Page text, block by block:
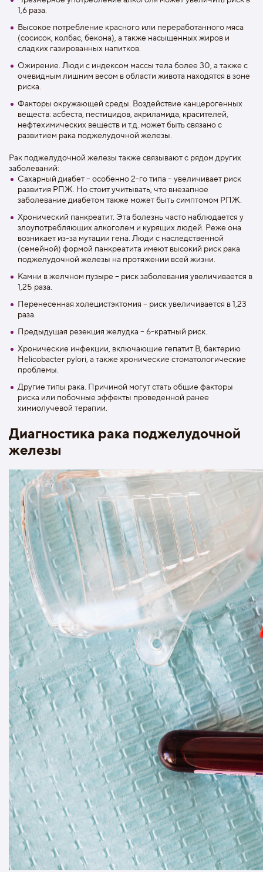
1,6 раза.
Высокое потребление красного или переработанного мяса
(сосисок, колбас, бекона), а также насыщенных жиров и
сладких газированных напитков.
Ожирение. Люди с индексом массы тела более 30, а также с
очевидным лишним весом в области живота находятся в зоне
риска.
Факторы окружающей среды. Воздействие канцерогенных
веществ: асбеста, пестицидов, акриламида, красителей,
нефтехимических веществ и т.д. может быть связано с
развитием рака поджелудочной железы.
Рак поджелудочной железы также связывают с рядом других
заболеваний:
Сахарный диабет – особенно 2-го типа – увеличивает риск
развития РПЖ. Но стоит учитывать, что внезапное
заболевание диабетом также может быть симптомом РПЖ.
Хронический панкреатит. Эта болезнь часто наблюдается у
злоупотребляющих алкоголем и курящих людей. Реже она
возникает из-за мутации гена. Люди с наследственной
(семейной) формой панкреатита имеют высокий риск рака
поджелудочной железы на протяжении всей жизни.
Камни в желчном пузыре – риск заболевания увеличивается в
1,25 раза.
Перенесенная холецистэктомия – риск увеличивается в 1,23
раза.
Предыдущая резекция желудка – 6-кратный риск.
Хронические инфекции, включающие гепатит B, бактерию
Helicobacter pylori, а также хронические стоматологические
проблемы.
Другие типы рака. Причиной могут стать общие факторы
риска или побочные эффекты проведенной ранее
химиолучевой терапии.
Диагностика рака поджелудочной
железы